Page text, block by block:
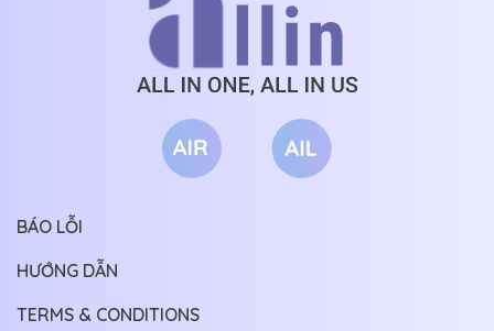
BÁO LỖI
HƯỚNG DẪN
TERMS & CONDITIONS